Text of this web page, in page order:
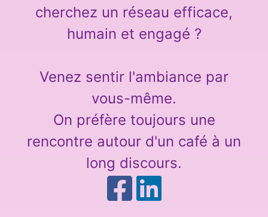
cherchez un réseau efficace,
humain et engagé ?
Venez sentir l'ambiance par
vous-même.
On préfère toujours une
rencontre autour d'un café à un
long discours.